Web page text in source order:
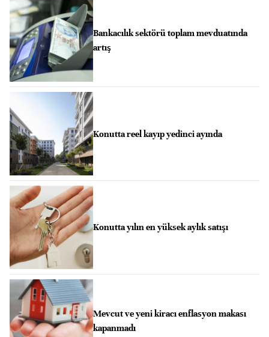
Bankacılık sektörü toplam mevduatında
artış
Konutta reel kayıp yedinci ayında
Konutta yılın en yüksek aylık satışı
Mevcut ve yeni kiracı enflasyon makası
kapanmadı